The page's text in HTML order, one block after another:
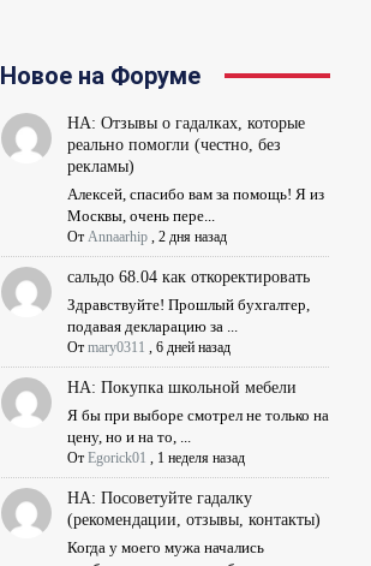
Новое на Форуме
НА: Отзывы о гадалках, которые
реально помогли (честно, без
рекламы)
Алексей, спасибо вам за помощь! Я из
Москвы, очень пере...
От Annaarhip, 2 дня назад
сальдо 68.04 как откоректировать
Здравствуйте! Прошлый бухгалтер,
подавая декларацию за ...
От mary0311 , 6 дней назад
НА: Покупка школьной мебели
Я бы при выборе смотрел не только на
цену, но и на то, ...
От Egorick01 , 1 неделя назад
НА: Посоветуйте гадалку
(рекомендации, отзывы, контакты)
Когда у моего мужа начались